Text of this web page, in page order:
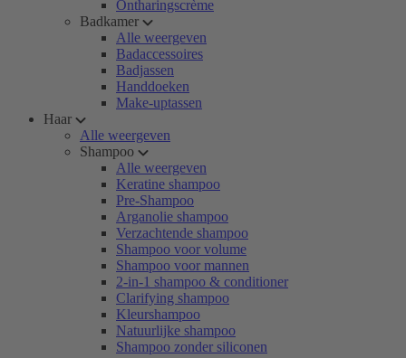
Ontharingscrème
Badkamer
Alle weergeven
Badaccessoires
Badjassen
Handdoeken
Make-uptassen
Haar
Alle weergeven
Shampoo
Alle weergeven
Keratine shampoo
Pre-Shampoo
Arganolie shampoo
Verzachtende shampoo
Shampoo voor volume
Shampoo voor mannen
2-in-1 shampoo & conditioner
Clarifying shampoo
Kleurshampoo
Natuurlijke shampoo
Shampoo zonder siliconen